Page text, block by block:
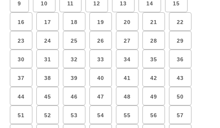
9 10 11 12 13 14 15
16 17 18 19 20 21 22
23 24 25 26 27 28 29
30 31 32 33 34 35 36
37 38 39 40 41 42 43
44 45 46 47 48 49 50
51 52 53 54 55 56 57